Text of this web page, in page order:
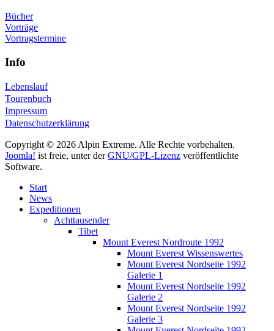
Bücher
Vorträge
Vortragstermine
Info
Lebenslauf
Tourenbuch
Impressum
Datenschutzerklärung
Copyright © 2026 Alpin Extreme. Alle Rechte vorbehalten.
Joomla! ist freie, unter derGNU/GPL-Lizenz veröffentlichte
Software.
Start
News
Expeditionen
Achttausender
Tibet
Mount Everest Nordroute 1992
Mount Everest Wissenswertes
Mount Everest Nordseite 1992
Galerie 1
Mount Everest Nordseite 1992
Galerie 2
Mount Everest Nordseite 1992
Galerie 3